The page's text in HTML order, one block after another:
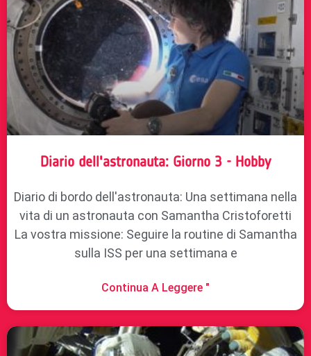
Diario dell'astronauta: Giorno 3 - Hobby
Diario di bordo dell'astronauta: Una settimana nella
vita di un astronauta con Samantha Cristoforetti
La vostra missione: Seguire la routine di Samantha
sulla ISS per una settimana e
Continua A Leggere "